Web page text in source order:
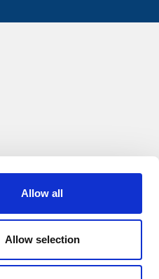
Allow all
Allow selection